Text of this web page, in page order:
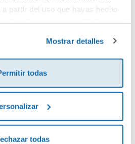
partir del uso que hayas hecho
Mostrar detalles
todas
todas